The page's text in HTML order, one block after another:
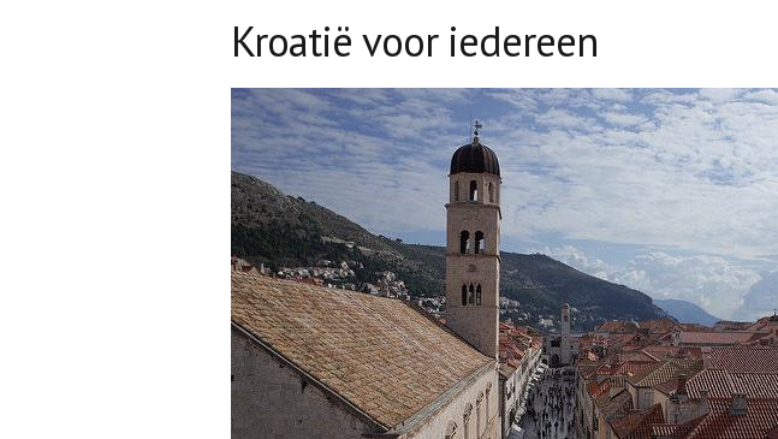
Kroatië voor iedereen